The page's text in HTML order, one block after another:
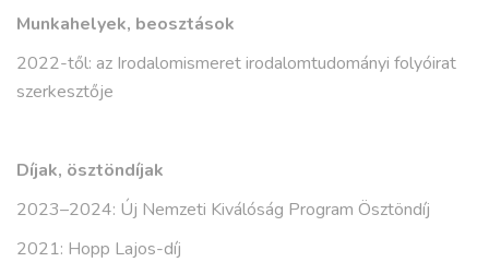
Munkahelyek, beosztások
2022-től: az Irodalomismeret irodalomtudományi folyóirat
szerkesztője
Díjak, ösztöndíjak
2023–2024: Új Nemzeti Kiválóság Program Ösztöndíj
2021: Hopp Lajos-díj